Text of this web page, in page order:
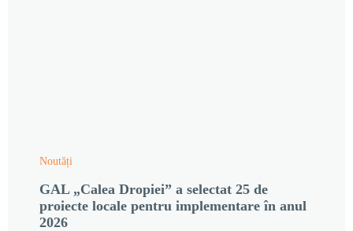
Noutăți
GAL „Calea Dropiei” a selectat 25 de
proiecte locale pentru implementare în anul
2026